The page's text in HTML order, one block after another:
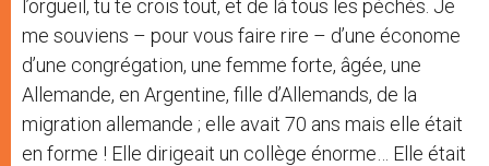
l’orgueil, tu te crois tout, et de là tous les péchés. Je
me souviens – pour vous faire rire – d’une économe
d’une congrégation, une femme forte, âgée, une
Allemande, en Argentine, fille d’Allemands, de la
migration allemande ; elle avait 70 ans mais elle était
en forme ! Elle dirigeait un collège énorme… Elle était